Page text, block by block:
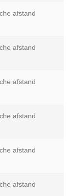
afstand
afstand
afstand
afstand
afstand
afstand